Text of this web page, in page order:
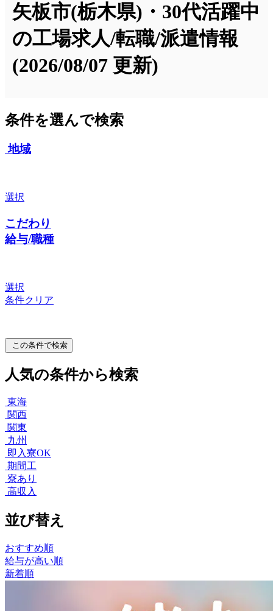
矢板市(栃木県)・30代活躍中
の工場求人/転職/派遣情報
(2026/08/07 更新)
条件を選んで検索
地域
選択
こだわり
給与/職種
選択
条件クリア
この条件で検索
人気の条件から検索
東海
関西
関東
九州
即入寮OK
期間工
寮あり
高収入
並び替え
おすすめ順
給与が高い順
新着順